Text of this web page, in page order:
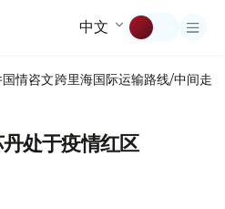
中文
国情咨文跨里海国际运输路线/中间走廊
处于疫情红区